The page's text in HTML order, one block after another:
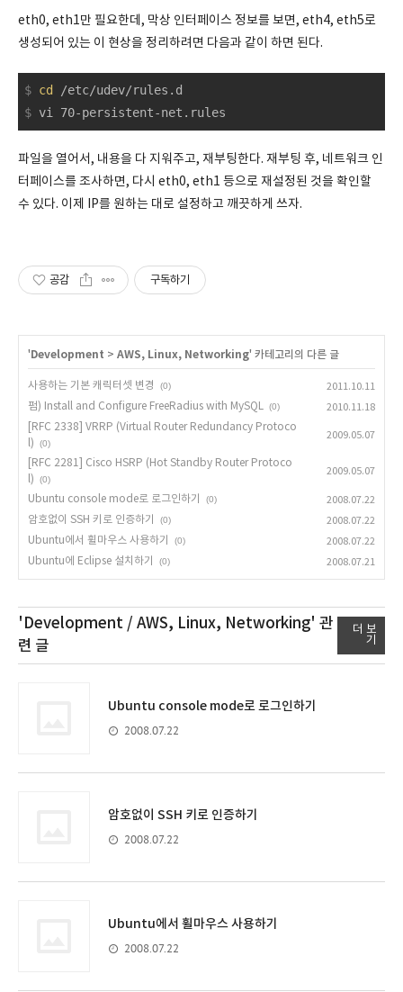
eth0, eth1만 필요한데, 막상 인터페이스 정보를 보면, eth4, eth5로
생성되어 있는 이 현상을 정리하려면 다음과 같이 하면 된다.
$ cd
/etc/udev/rules.d
$ vi 70-persistent-net.rules
파일을 열어서, 내용을 다 지워주고, 재부팅한다. 재부팅 후, 네트워크 인
터페이스를 조사하면, 다시 eth0, eth1 등으로 재설정된 것을 확인할
수 있다. 이제 IP를 원하는 대로 설정하고 깨끗하게 쓰자.
공감 구독하기
' Development > AWS, Linux, Networking' 카테고리의 다른 글
사용하는 기본 캐릭터셋 변경 (0)
2011.10.11
펌) Install and Configure FreeRadius with MySQL (0)
2010.11.18
[RFC 2338] VRRP (Virtual Router Redundancy Protoco
l)
(0)
2009.05.07
[RFC 2281] Cisco HSRP (Hot Standby Router Protoco
l)
(0)
2009.05.07
Ubuntu console mode로 로그인하기 (0)
2008.07.22
암호없이 SSH 키로 인증하기
(0)
2008.07.22
Ubuntu에서 휠마우스 사용하기
(0)
2008.07.22
Ubuntu에 Eclipse 설치하기
(0) 2008.07.21
'Development / AWS, Linux, Networking' 관
련 글
더 보
기
Ubuntu console mode로 로그인하기
2008.07.22
암호없이 SSH 키로 인증하기
2008.07.22
Ubuntu에서 휠마우스 사용하기
2008.07.22